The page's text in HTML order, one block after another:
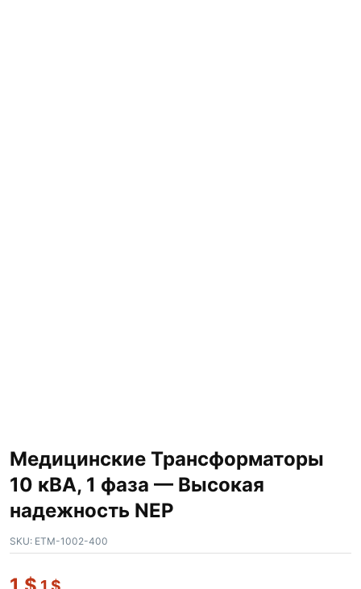
Медицинские Трансформаторы
10 кВА, 1 фаза — Высокая
надежность NEP
SKU: ETM-1002-400